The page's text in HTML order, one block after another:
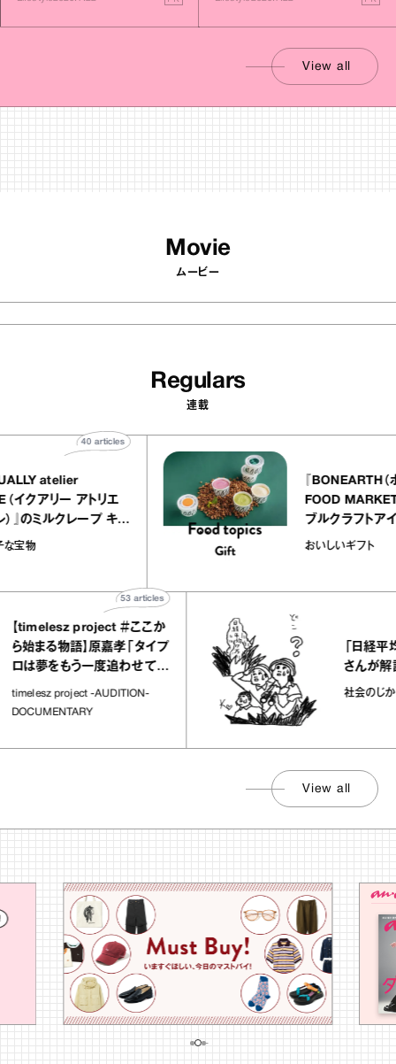
View all
Movie
ムービー
Regulars
連載
『EQUALLY atelier
NOLE（イクアリー アトリエ
ノーレ）』のミルクレープ キャ
ラメルバニーユほか｜chico
お菓子な宝物
40
『
FOOD
ブルクラ
｜真野
おいしい
project ＃ここか
る物語】原嘉孝「タイプ
をもう一度追わせてく
」
project -AUDITION-
articles
「日経平均7万円
さんが解説
社会のじかん
View all